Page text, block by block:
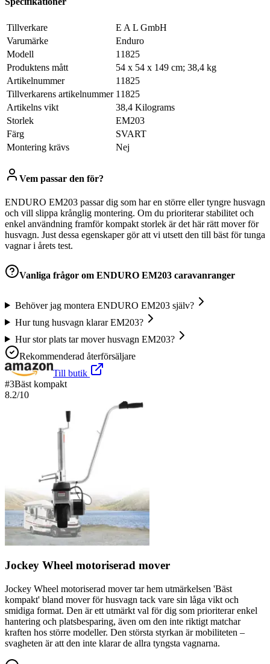
Tillverkare
‎E A L GmbH
Varumärke
‎Enduro
Modell
‎11825
Produktens mått
‎54 x 54 x 149 cm; 38,4 kg
Artikelnummer
‎11825
Tillverkarens artikelnummer ‎11825
Artikelns vikt
‎38,4 Kilograms
Storlek
‎EM203
Färg
‎SVART
Montering krävs
‎Nej
Vem passar den för?
ENDURO EM203 passar dig som har en större eller tyngre husvagn
och vill slippa krånglig montering. Om du prioriterar stabilitet och
enkel användning framför kompakt storlek är det här rätt mover för
husvagn. Just dessa egenskaper gör att vi utsett den till bäst för tunga
vagnar i årets test.
Vanliga frågor om ENDURO EM203 caravanranger
Behöver jag montera ENDURO EM203 själv?
Hur tung husvagn klarar EM203?
Hur stor plats tar mover husvagn EM203?
Rekommenderad återförsäljare
Till butik
#3Bäst kompakt
8.2/10
Jockey Wheel motoriserad mover
Jockey Wheel motoriserad mover tar hem utmärkelsen 'Bäst
kompakt' bland mover för husvagn tack vare sin låga vikt och
smidiga format. Den är ett utmärkt val för dig som prioriterar enkel
hantering och platsbesparing, även om den inte riktigt matchar
kraften hos större modeller. Den största styrkan är mobiliteten –
svagheten är att den inte klarar de allra tyngsta vagnarna.